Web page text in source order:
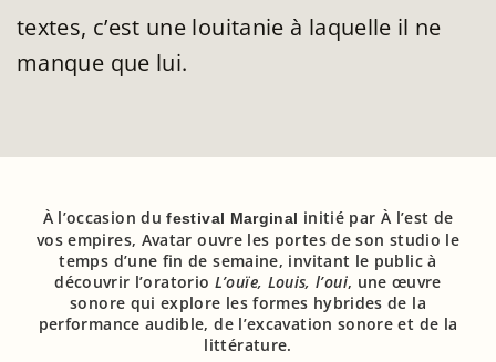
textes, c’est une louitanie à laquelle il ne
manque que lui.
À l’occasion dufestival Marginal initié par À l’est de
vos empires, Avatar ouvre les portes de son studio le
temps d’une fin de semaine, invitant le public à
découvrir l’oratorio L’ouïe, Louis, l’oui, une œuvre
sonore qui explore les formes hybrides de la
performance audible, de l’excavation sonore et de la
littérature.